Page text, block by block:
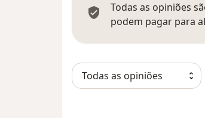
Todas as opiniões
podem pagar para